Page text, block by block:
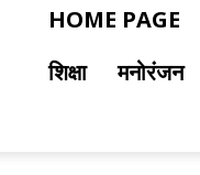
HOME PAGE
शिक्षा
मनोरंजन